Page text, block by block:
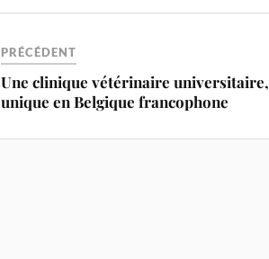
PRÉCÉDENT
Une clinique vétérinaire universitaire,
unique en Belgique francophone